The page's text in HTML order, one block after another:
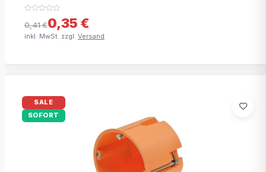
0,41 €0,35 €
inkl. MwSt. zzgl. Versand
SALE
SOFORT